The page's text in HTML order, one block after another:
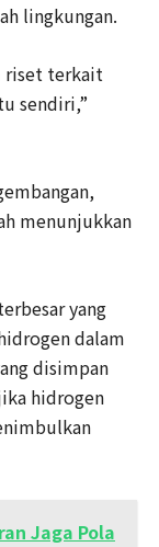
lingkungan.
riset terkait
sendiri,”
menunjukkan
yang
dalam
disimpan
hidrogen
Jaga Pola